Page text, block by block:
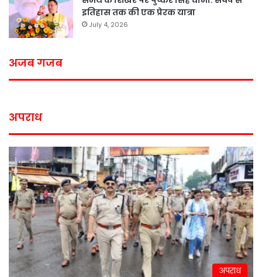
इतिहास तक की एक प्रेरक यात्रा
July 4, 2026
अजब गजब
अपराध
अपराध